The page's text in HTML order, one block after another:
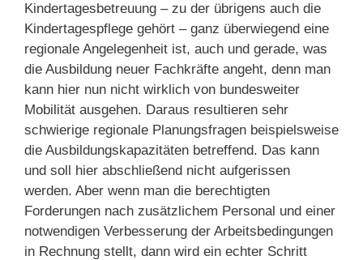
Kindertagesbetreuung – zu der übrigens auch die
Kindertagespflege gehört – ganz überwiegend eine
regionale Angelegenheit ist, auch und gerade, was
die Ausbildung neuer Fachkräfte angeht, denn man
kann hier nun nicht wirklich von bundesweiter
Mobilität ausgehen. Daraus resultieren sehr
schwierige regionale Planungsfragen beispielsweise
die Ausbildungskapazitäten betreffend. Das kann
und soll hier abschließend nicht aufgerissen
werden. Aber wenn man die berechtigten
Forderungen nach zusätzlichem Personal und einer
notwendigen Verbesserung der Arbeitsbedingungen
in Rechnung stellt, dann wird ein echter Schritt